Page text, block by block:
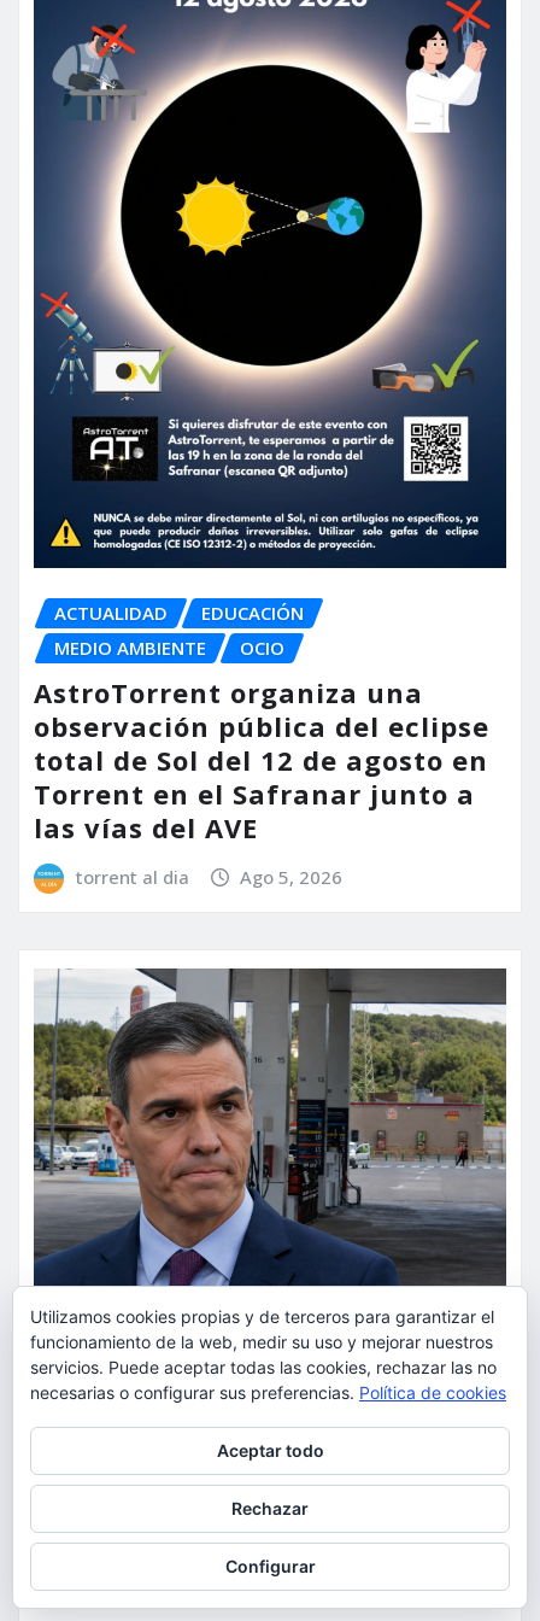
ACTUALIDAD
EDUCACIÓN
MEDIO AMBIENTE
OCIO
AstroTorrent organiza una
observación pública del eclipse
total de Sol del 12 de agosto en
Torrent en el Safranar junto a
las vías del AVE
torrent al dia Ago 5, 2026
ACTUALIDAD POLÍTICA
Los españoles afrontan su
verano más caro mientras el
Gobierno recorta el apoyo al
combustible
torrent al dia Ago 5, 2026
Utilizamos cookies propias y de terceros para garantizar el
funcionamiento de la web, medir su uso y mejorar nuestros
servicios. Puede aceptar todas las cookies, rechazar las no
necesarias o configurar sus preferencias. Política de cookies
Aceptar todo
Rechazar
Configurar
Para obtener más información, incluido cómo gestionar las cookies,